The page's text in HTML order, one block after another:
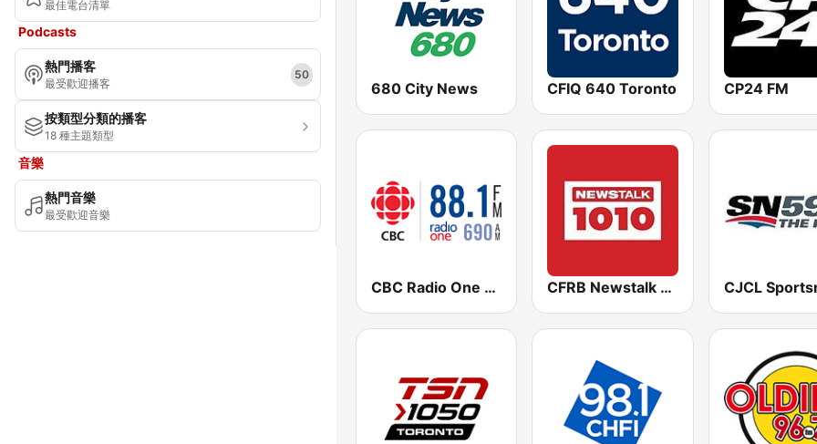
最佳電台清單
Podcasts
熱門播客
最受歡迎播客
50
按類型分類的播客
18 種主題類型
音樂
熱門音樂
最受歡迎音樂
680 City News CFIQ 640 Toronto CP24 FM
CBC Radio One Vancouver CFRB Newstalk 1010